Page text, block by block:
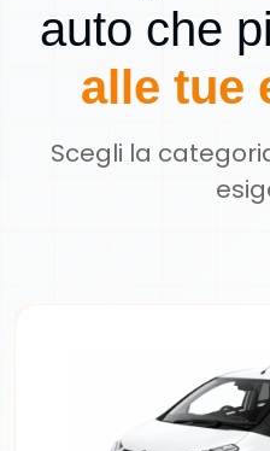
auto che
alle tue
Scegli la